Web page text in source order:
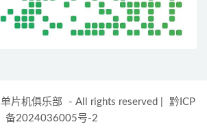
单片机俱乐部 - All rights reserved
黔ICP
备2024036005号-2